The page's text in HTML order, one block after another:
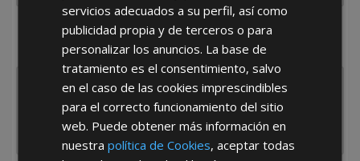
¿De dónde es la empresa?
España
Portugal Otros
servicios adecuados a su perfil, así como
publicidad propia y de terceros o para
personalizar los anuncios. La base de
tratamiento es el consentimiento, salvo
en el caso de las cookies imprescindibles
para el correcto funcionamiento del sitio
web. Puede obtener más información en
nuestrapolítica de Cookies, aceptar todas